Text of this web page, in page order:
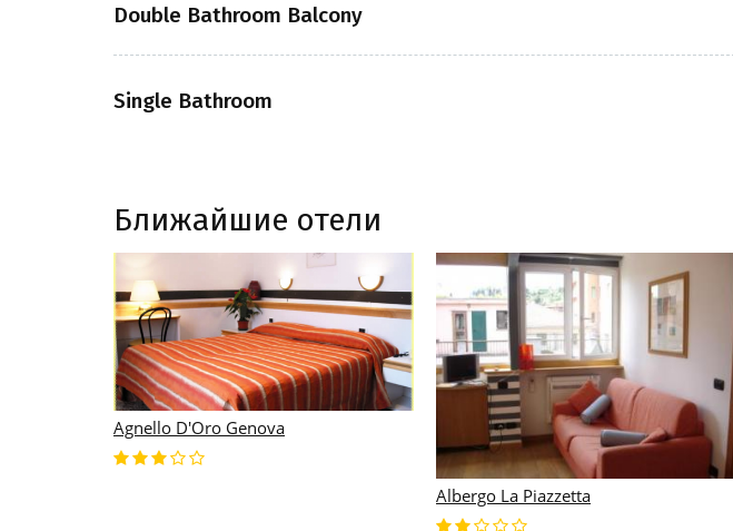
Double Bathroom Balcony
Single Bathroom
Ближайшие отели
Agnello D'Oro Genova
Albergo La Piazzetta